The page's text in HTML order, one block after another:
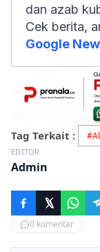
dan azab
Cek berita,
Google
Tag Terkait : #
EDITOR
Admin
0 komentar